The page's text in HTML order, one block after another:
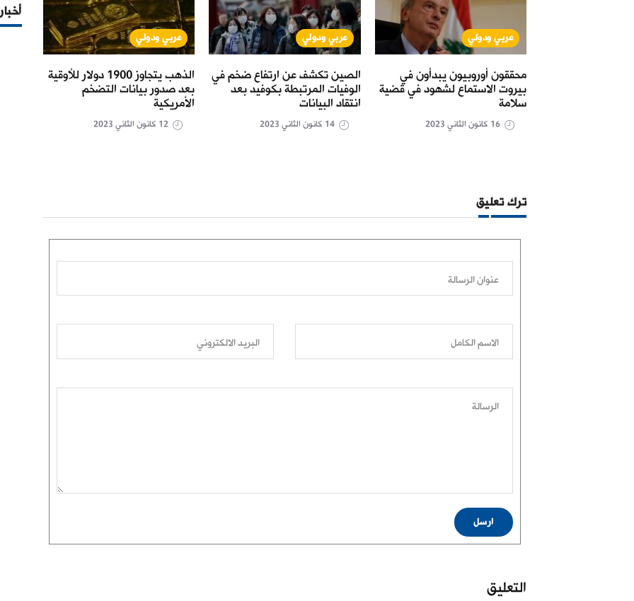
عربي ودولي
محققون أوروبيون يبدأون في
بيروت الاستماع لشهود في قضية
سلامة
عربي ودولي
الصين تكشف عن ارتفاع ضخم في
الوفيات المرتبطة بكوفيد بعد
انتقاد البيانات
14 كانون الثاني 2023
عربي ودولي
الذهب يتجاوز 1900 دولار للأوقية
بعد صدور بيانات التضخم
الأمريكية
ترك تعليق
عنوان الرسالة
الاسم الكامل البريد الالكتروني
الرسالة
ارسل
التعليق